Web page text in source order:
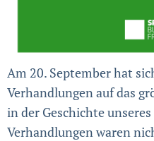
Am 20. September hat
Verhandlungen auf das
in der Geschichte
Verhandlungen waren